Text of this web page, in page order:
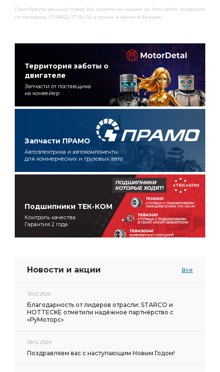
Приобрести данный товар Вы можете на нашем on-line сайте, позвонив
по телефону +7 (4852) 77-00-10, а также в офисе в Москве.
Территория заботы о
двигателе
Запчасти от поставщика
на конвейер
Запчасти ПРАМО
Автоэлектрика и автокомпоненты
для коммерческих и грузовых авто
Подшипники ТЕК-КОМ
Контроль качества
Гарантия 2 года
Новости и акции Все
13.02.2026
Благодарность от лидеров отрасли: STARCO и
HOTTECKE отметили надёжное партнёрство с
«РуМоторс»
28.12.2024
Поздравляем вас с наступающим Новым Годом!